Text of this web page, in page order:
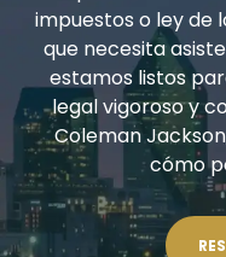
impuestos o ley de
que necesita
estamos listos
legal vigoroso y
Coleman
cómo